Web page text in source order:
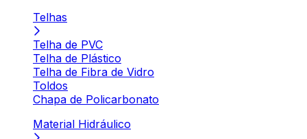
Telhas
Telha de PVC
Telha de Plástico
Telha de Fibra de Vidro
Toldos
Chapa de Policarbonato
Material Hidráulico